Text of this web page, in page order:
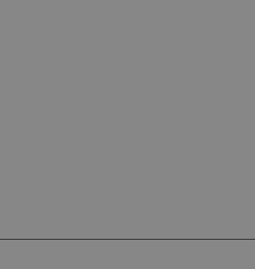
request in a site and used to calculate visitor, session and campaign data for
This cookie name is associated with Google Analytics. It is used by gtag.js and
used to throttle the request rate - limiting the collection of data on high